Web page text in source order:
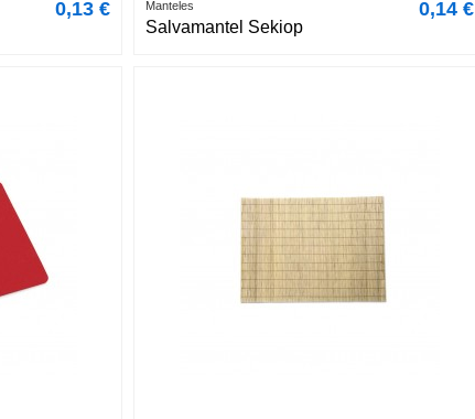
0,13 € Manteles
Salvamantel Sekiop
0,14 €